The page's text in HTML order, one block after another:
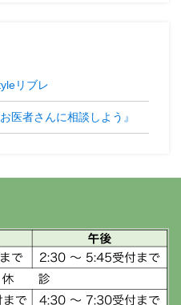
リブレ
医者さんに相談しよう』